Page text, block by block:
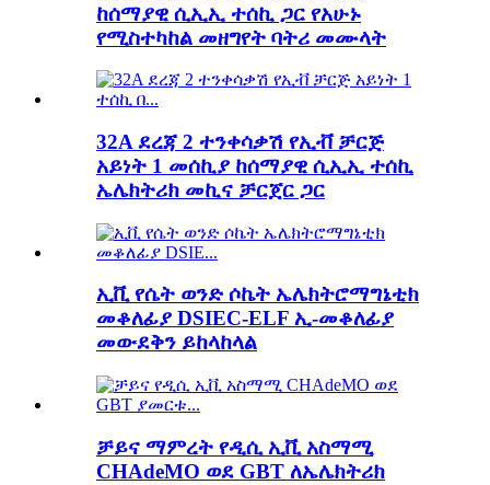
ከሰማያዊ ሲኢኢ ተሰኪ ጋር የአሁኑ
የሚስተካከል መዘግየት ባትሪ መሙላት
32A ደረጃ 2 ተንቀሳቃሽ የኢቭ ቻርጅ
አይነት 1 መሰኪያ ከሰማያዊ ሲኢኢ ተሰኪ
ኤሌክትሪክ መኪና ቻርጀር ጋር
ኢቪ የሴት ወንድ ሶኬት ኤሌክትሮማግኔቲክ
መቆለፊያ DSIEC-ELF ኢ-መቆለፊያ
መውደቅን ይከላከላል
ቻይና ማምረት የዲሲ ኢቪ አስማሚ
CHAdeMO ወደ GBT ለኤሌክትሪክ